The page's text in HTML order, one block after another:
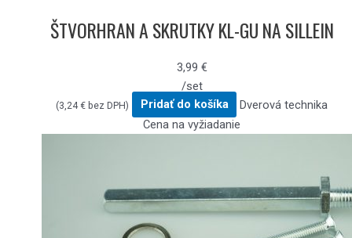
ŠTVORHRAN A SKRUTKY KL-GU NA SILLEIN
3,99 €
/set
(3,24€bez DPH) Pridať do košíka
Dverová technika
Cena na vyžiadanie